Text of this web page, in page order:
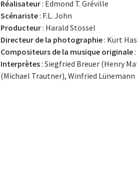
Réalisateur: Edmond T. Gréville
Scénariste: F.L. John
Producteur: Harald Stössel
Directeur de la photographie: Kurt
Compositeurs de la musique originale
Interprètes: Siegfried Breuer (Henry
(Michael Trautner), Winfried